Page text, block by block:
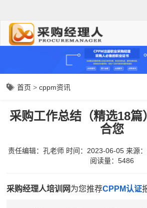
首页 >cppm资讯
采购工作总结（精选18篇
合您
责任编辑：孔老师 时间：2023-06-05 来源：
阅读量：5486
采购经理人培训网为您推荐CPPM认证